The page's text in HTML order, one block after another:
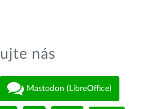
nás
Mastodon (LibreOffice)